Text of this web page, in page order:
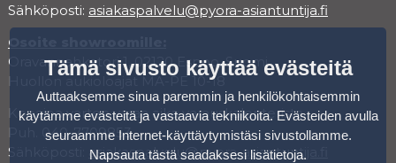
Sähköposti: asiakaspalvelu@pyora-asiantuntija.fi
Osoite showroomille:
Oravannahkatori 1, 02120 Espoo, Suomi
Huollon aukioloajat MA-PE 10-18
Koeajoa varten varaa aika varauskalenterista.
Puh. 040-7709853
Sähköposti:
asiakaspalvelu@pyora-asiantuntija.fi
Tämä sivusto käyttää evästeitä
Auttaaksemme sinua paremmin ja henkilökohtaisemmin
käytämme evästeitä ja vastaavia tekniikoita. Evästeiden avulla
seuraamme Internet-käyttäytymistäsi sivustollamme.
Napsauta tästä saadaksesi lisätietoja.